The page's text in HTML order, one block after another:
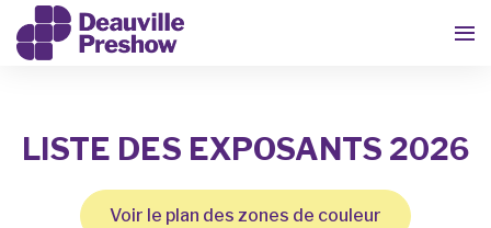
LISTE DES EXPOSANTS 2026
Voir le plan des zones de couleur